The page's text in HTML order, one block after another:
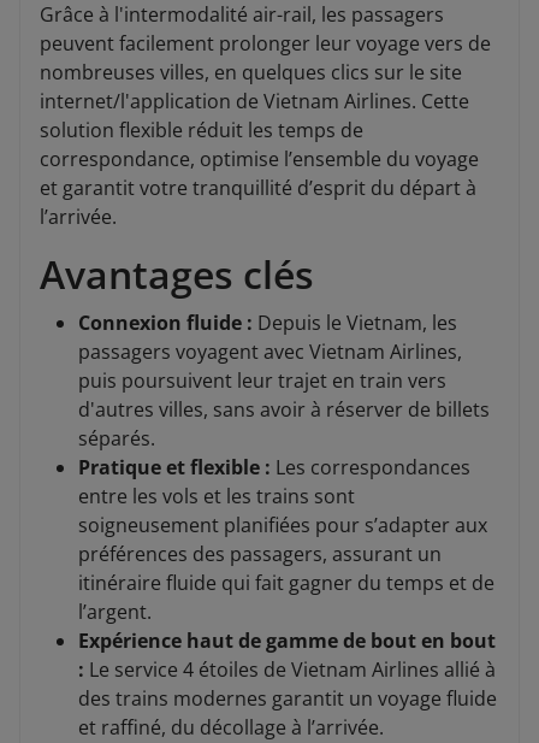
Grâce à l'intermodalité air-rail, les passagers
peuvent facilement prolonger leur voyage vers de
nombreuses villes, en quelques clics sur le site
internet/l'application de Vietnam Airlines. Cette
solution flexible réduit les temps de
correspondance, optimise l’ensemble du voyage
et garantit votre tranquillité d’esprit du départ à
l’arrivée.
Avantages clés
Connexion fluide : Depuis le Vietnam, les
passagers voyagent avec Vietnam Airlines,
puis poursuivent leur trajet en train vers
d'autres villes, sans avoir à réserver de billets
séparés.
Pratique et flexible : Les correspondances
entre les vols et les trains sont
soigneusement planifiées pour s’adapter aux
préférences des passagers, assurant un
itinéraire fluide qui fait gagner du temps et de
l’argent.
Expérience haut de gamme de bout en bout
: Le service 4 étoiles de Vietnam Airlines allié à
des trains modernes garantit un voyage fluide
et raffiné, du décollage à l’arrivée.